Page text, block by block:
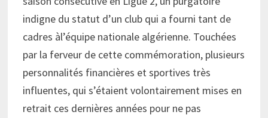
indigne du statut d’un club qui a fourni tant de
cadres àl’équipe nationale algérienne. Touchées
par la ferveur de cette commémoration, plusieurs
personnalités financières et sportives très
influentes, qui s’étaient volontairement mises en
retrait ces dernières années pour ne pas